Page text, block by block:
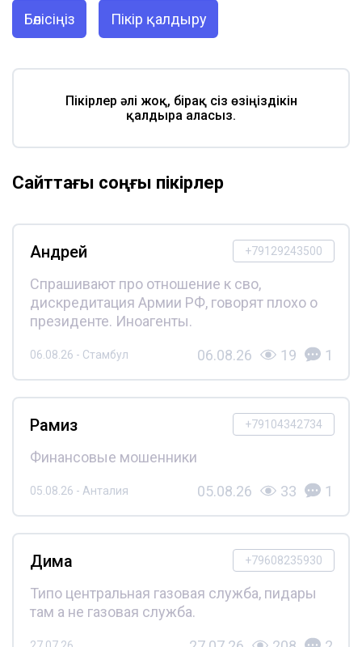
Бөлісіңіз Пікір қалдыру
Пікірлер әлі жоқ, бірақ сіз өзіңіздікін
қалдыра аласыз.
Сайттағы соңғы пікірлер
+79129243500
Андрей
Спрашивают про отношение к сво,
дискредитация Армии РФ, говорят плохо о
президенте. Иноагенты.
06.08.26 - Стамбул 06.08.26 19 1
+79104342734
Рамиз
Финансовые мошенники
05.08.26 - Анталия 05.08.26 33 1
+79608235930
Дима
Типо центральная газовая служба, пидары
там а не газовая служба.